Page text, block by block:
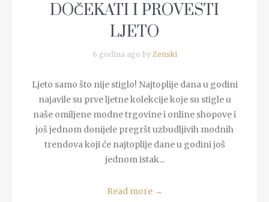
DOČEKATI I PROVESTI
LJETO
6 godina ago by Zenski
Ljeto samo što nije stiglo! Najtoplije dana u godini
najavile su prve ljetne kolekcije koje su stigle u
naše omiljene modne trgovine i online shopove i
još jednom donijele pregršt uzbudljivih modnih
trendova koji će najtoplije dane u godini još
jednom istak...
Read more →